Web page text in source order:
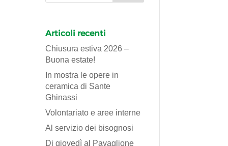
Articoli recenti
Chiusura estiva 2026 –
Buona estate!
In mostra le opere in
ceramica di Sante
Ghinassi
Volontariato e aree interne
Al servizio dei bisognosi
Di giovedì al Pavaglione